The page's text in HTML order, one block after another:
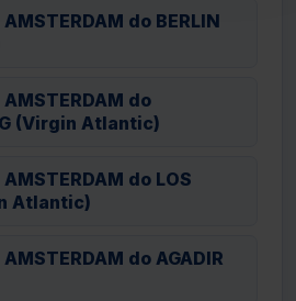
do BERLIN
do
(Virgin Atlantic)
do LOS
Atlantic)
do AGADIR